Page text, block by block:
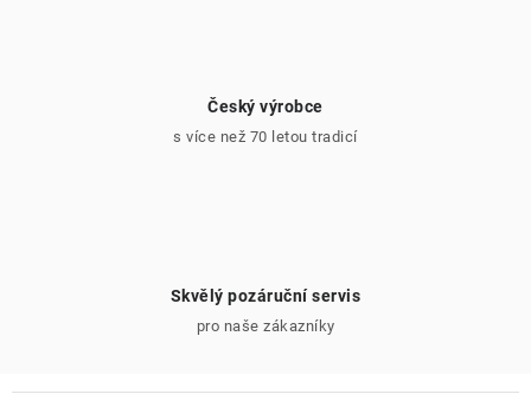
Český výrobce
s více než 70 letou tradicí
Skvělý pozáruční servis
pro naše zákazníky